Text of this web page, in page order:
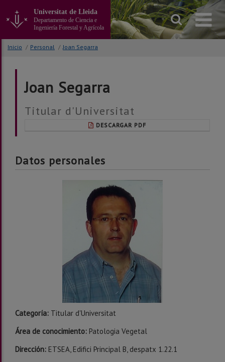
contenido
Universitat de Lleida
Departamento de Ciencia e
Ingeniería Forestal y Agrícola
Inicio / Personal / Joan Segarra
Joan Segarra
Titular d'Universitat
DESCARGAR PDF
Datos personales
Categoría: Titular d'Universitat
Área de conocimiento: Patologia Vegetal
Dirección: ETSEA, Edifici Principal B, despatx 1.22.1